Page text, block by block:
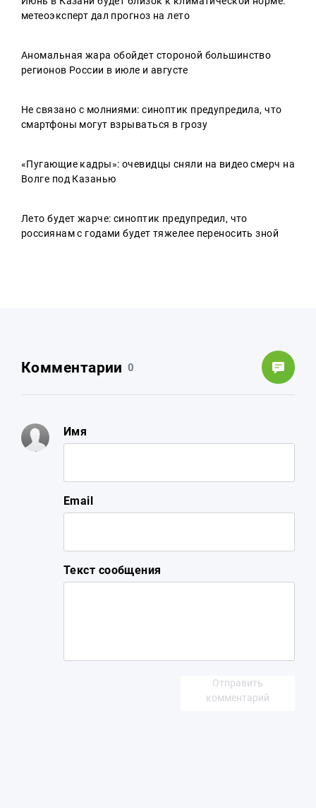
метеоэксперт дал прогноз на лето
Аномальная жара обойдет стороной большинство
регионов России в июле и августе
Не связано с молниями: синоптик предупредила, что
смартфоны могут взрываться в грозу
«Пугающие кадры»: очевидцы сняли на видео смерч на
Волге под Казанью
Лето будет жарче: синоптик предупредил, что
россиянам с годами будет тяжелее переносить зной
Комментарии 0
Имя
Email
Текст сообщения
Отправить
комментарий